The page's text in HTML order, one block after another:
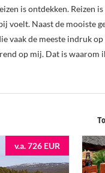
is ontdekken. Reizen
voelt. Naast de mooiste
vaak de meeste indruk
op mij. Dat is waarom
v.a. 726 EUR